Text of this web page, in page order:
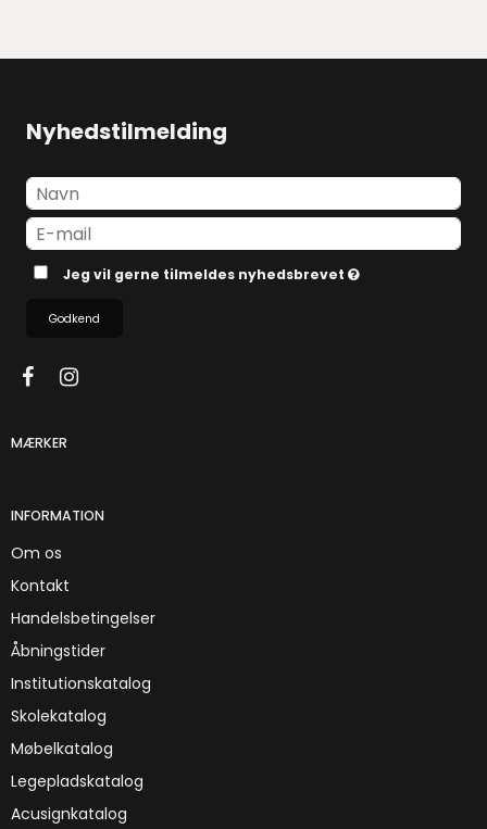
Nyhedstilmelding
Jeg vil gerne tilmeldes nyhedsbrevet
Godkend
MÆRKER
INFORMATION
Om os
Kontakt
Handelsbetingelser
Åbningstider
Institutionskatalog
Skolekatalog
Møbelkatalog
Legepladskatalog
Acusignkatalog